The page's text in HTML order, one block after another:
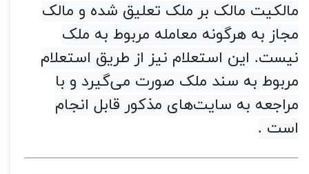
مالکیت مالک بر ملک تعلیق شده و مالک
مجاز به هرگونه معامله مربوط به ملک
نیست. این استعلام نیز از طریق استعلام
مربوط به سند ملک صورت می‌گیرد و با
مراجعه به سایت‌های مذکور قابل انجام
است .